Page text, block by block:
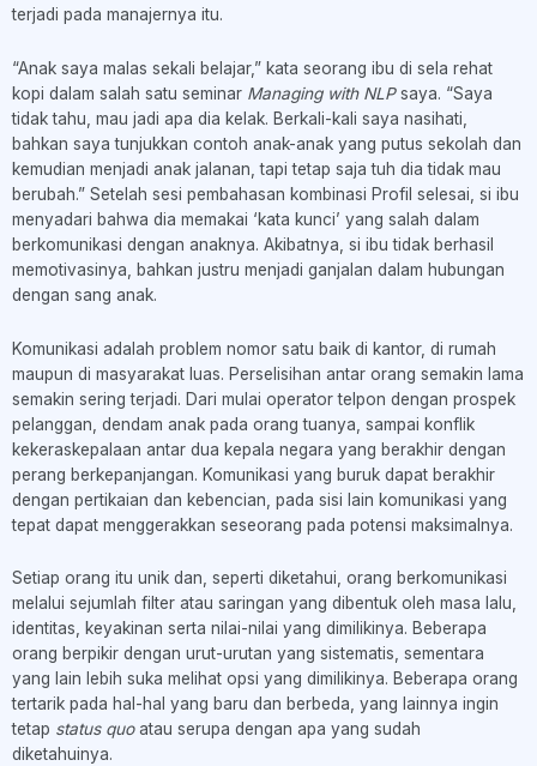
terjadi pada manajernya itu.
“Anak saya malas sekali belajar,” kata seorang ibu di sela rehat
kopi dalam salah satu seminar Managing with NLPsaya. “Saya
tidak tahu, mau jadi apa dia kelak. Berkali-kali saya nasihati,
bahkan saya tunjukkan contoh anak-anak yang putus sekolah dan
kemudian menjadi anak jalanan, tapi tetap saja tuh dia tidak mau
berubah.” Setelah sesi pembahasan kombinasi Profil selesai, si ibu
menyadari bahwa dia memakai ‘kata kunci’ yang salah dalam
berkomunikasi dengan anaknya. Akibatnya, si ibu tidak berhasil
memotivasinya, bahkan justru menjadi ganjalan dalam hubungan
dengan sang anak.
Komunikasi adalah problem nomor satu baik di kantor, di rumah
maupun di masyarakat luas. Perselisihan antar orang semakin lama
semakin sering terjadi. Dari mulai operator telpon dengan prospek
pelanggan, dendam anak pada orang tuanya, sampai konflik
kekeraskepalaan antar dua kepala negara yang berakhir dengan
perang berkepanjangan. Komunikasi yang buruk dapat berakhir
dengan pertikaian dan kebencian, pada sisi lain komunikasi yang
tepat dapat menggerakkan seseorang pada potensi maksimalnya.
Setiap orang itu unik dan, seperti diketahui, orang berkomunikasi
melalui sejumlah filter atau saringan yang dibentuk oleh masa lalu,
identitas, keyakinan serta nilai-nilai yang dimilikinya. Beberapa
orang berpikir dengan urut-urutan yang sistematis, sementara
yang lain lebih suka melihat opsi yang dimilikinya. Beberapa orang
tertarik pada hal-hal yang baru dan berbeda, yang lainnya ingin
tetap status quoatau serupa dengan apa yang sudah
diketahuinya.